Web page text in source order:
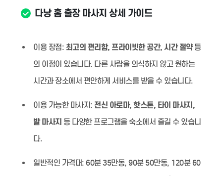
다낭 홈 출장 마사지 상세 가이드
이용 장점: 최고의 편리함, 프라이빗한 공간, 시간 절약등
의 이점이 있습니다. 다른 사람을 의식하지 않고 원하는
시간과 장소에서 편안하게 서비스를 받을 수 있습니다.
이용 가능한 마사지: 전신 아로마, 핫스톤, 타이 마사지,
발 마사지 등 다양한 프로그램을 숙소에서 즐길 수 있습니
다.
일반적인 가격대: 60분 35만동, 90분 50만동, 120분 60